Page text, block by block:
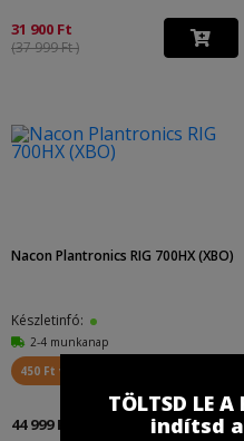
31 900 Ft
(37 999 Ft )
Nacon Plantronics RIG 700HX (XBO)
Készletinfó:
2-4 munkanap
450 Ft visszajár
44 999 Ft
TÖLTSD LE A
indítsd